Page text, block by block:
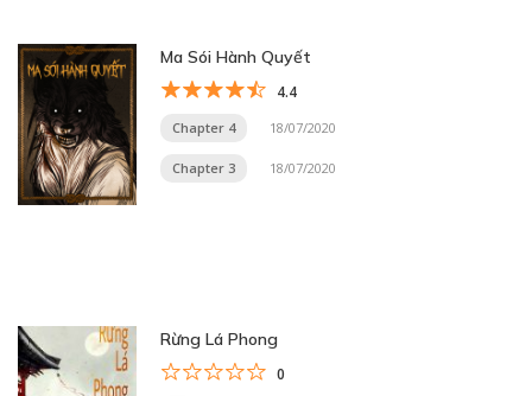
Ma Sói Hành Quyết
4.4
Chapter 4 18/07/2020
Chapter 3 18/07/2020
Rừng Lá Phong
0